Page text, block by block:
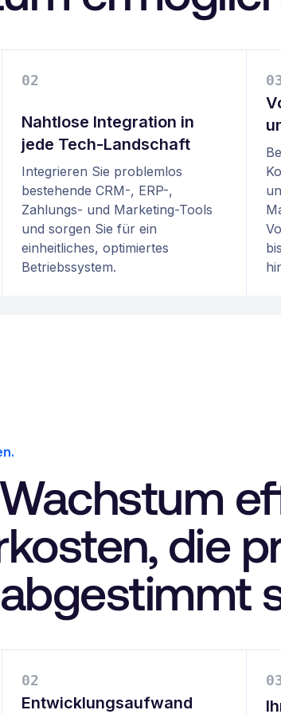
02
Nahtlose Integration in
jede Tech-Landschaft
Integrieren Sie problemlos
bestehende CRM-, ERP-,
Zahlungs- und Marketing-Tools
und sorgen Sie für ein
einheitliches, optimiertes
Betriebssystem.
0
die
02
Entwicklungsaufwand
0